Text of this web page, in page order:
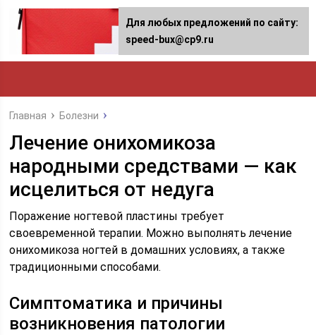
Главная Болезни
Лечение онихомикоза
народными средствами — как
исцелиться от недуга
Поражение ногтевой пластины требует
своевременной терапии. Можно выполнять лечение
онихомикоза ногтей в домашних условиях, а также
традиционными способами.
Симптоматика и причины
возникновения патологии
Для любых предложений по сайту:
speed-bux@cp9.ru